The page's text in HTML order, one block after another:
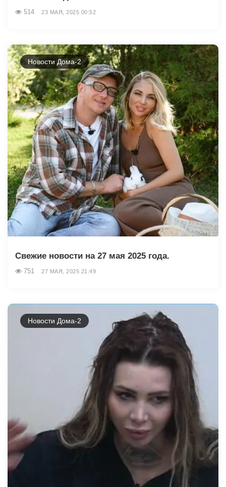
514 23 МАЯ, 2025 00:52
Новости Дома-2
Свежие новости на 27 мая 2025 года.
751 27 МАЯ, 2025 21:49
Новости Дома-2